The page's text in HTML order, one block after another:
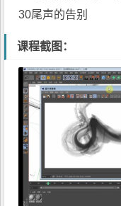
30尾声的告别
课程截图：